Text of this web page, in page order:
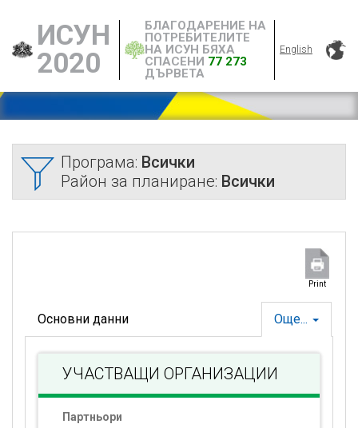
ИСУН
2020
БЛАГОДАРЕНИЕ НА
ПОТРЕБИТЕЛИТЕ
НА ИСУН БЯХА
СПАСЕНИ 77 273
ДЪРВЕТА
English
Програма: Всички
Район за планиране: Всички
Print
Още...
Основни данни
УЧАСТВАЩИ ОРГАНИЗАЦИИ
Партньори